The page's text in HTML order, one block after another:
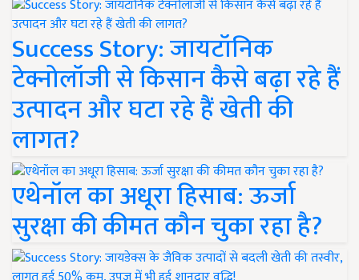
Success Story: जायटॉनिक
टेक्नोलॉजी से किसान कैसे बढ़ा रहे हैं
उत्पादन और घटा रहे हैं खेती की
लागत?
एथेनॉल का अधूरा हिसाब: ऊर्जा
सुरक्षा की कीमत कौन चुका रहा है?